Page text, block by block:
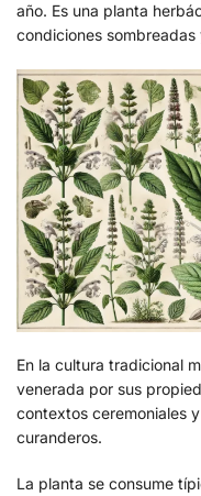
año. Es una planta
condiciones
En la cultura tradicional
venerada por sus
contextos ceremoniales
curanderos.
La planta se consume